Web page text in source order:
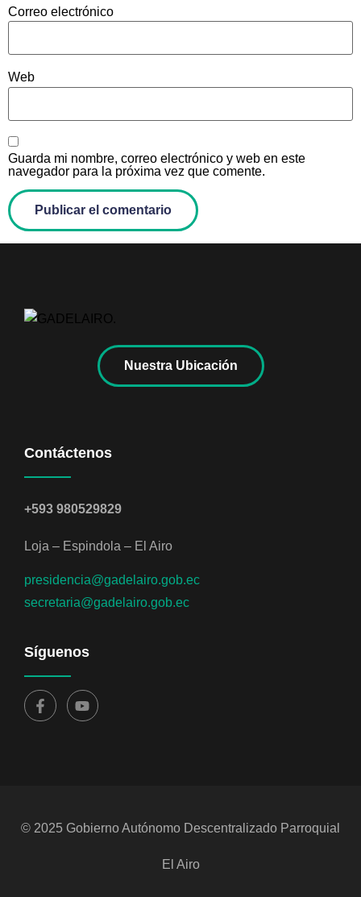
Correo electrónico
Web
Guarda mi nombre, correo electrónico y web en este
navegador para la próxima vez que comente.
Nuestra Ubicación
Contáctenos
+593 980529829
Loja – Espindola – El Airo
presidencia@gadelairo.gob.ec
secretaria@gadelairo.gob.ec
Síguenos
© 2025 Gobierno Autónomo Descentralizado Parroquial
El Airo